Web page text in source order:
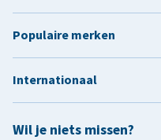
Wil je niets missen?
Populaire merken
Internationaal